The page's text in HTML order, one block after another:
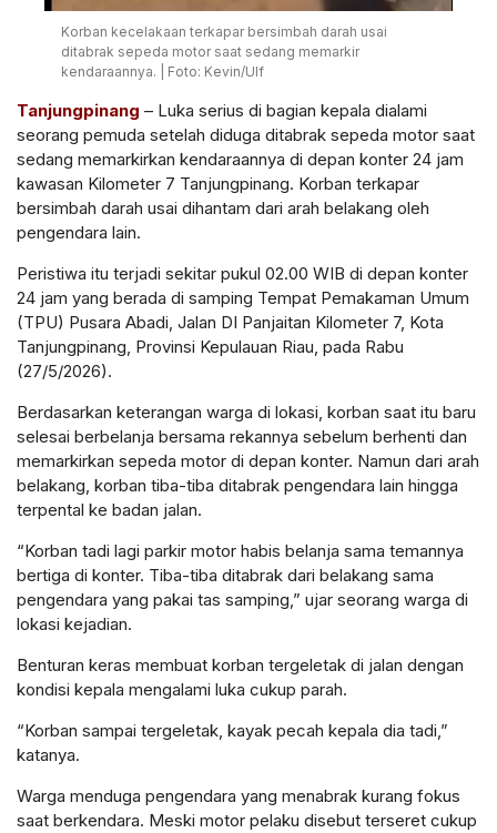
Korban kecelakaan terkapar bersimbah darah usai
ditabrak sepeda motor saat sedang memarkir
kendaraannya. | Foto: Kevin/Ulf
Tanjungpinang – Luka serius di bagian kepala dialami
seorang pemuda setelah diduga ditabrak sepeda motor saat
sedang memarkirkan kendaraannya di depan konter 24 jam
kawasan Kilometer 7 Tanjungpinang. Korban terkapar
bersimbah darah usai dihantam dari arah belakang oleh
pengendara lain.
Peristiwa itu terjadi sekitar pukul 02.00 WIB di depan konter
24 jam yang berada di samping Tempat Pemakaman Umum
(TPU) Pusara Abadi, Jalan DI Panjaitan Kilometer 7, Kota
Tanjungpinang, Provinsi Kepulauan Riau, pada Rabu
(27/5/2026).
Berdasarkan keterangan warga di lokasi, korban saat itu baru
selesai berbelanja bersama rekannya sebelum berhenti dan
memarkirkan sepeda motor di depan konter. Namun dari arah
belakang, korban tiba-tiba ditabrak pengendara lain hingga
terpental ke badan jalan.
“Korban tadi lagi parkir motor habis belanja sama temannya
bertiga di konter. Tiba-tiba ditabrak dari belakang sama
pengendara yang pakai tas samping,” ujar seorang warga di
lokasi kejadian.
Benturan keras membuat korban tergeletak di jalan dengan
kondisi kepala mengalami luka cukup parah.
“Korban sampai tergeletak, kayak pecah kepala dia tadi,”
katanya.
Warga menduga pengendara yang menabrak kurang fokus
saat berkendara. Meski motor pelaku disebut terseret cukup